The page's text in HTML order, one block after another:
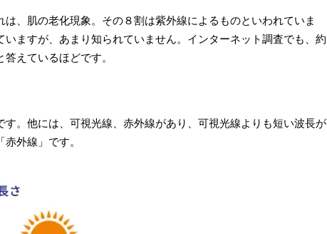
は、肌の老化現象。その８割は紫外線によるものといわれていま
いますが、あまり知られていません。インターネット調査でも、約
えているほどです。
す。他には、可視光線、赤外線があり、可視光線よりも短い波長が
赤外線」です。